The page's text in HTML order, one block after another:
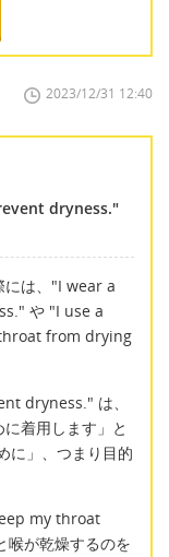
2023/12/31 12:40
dryness."
には、"I wear a
や "I use a
from drying
dryness." は、
着用します」と
に」、つまり目的
my throat
が乾燥するのを